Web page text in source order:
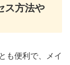
ス方法や
も便利で、メイ